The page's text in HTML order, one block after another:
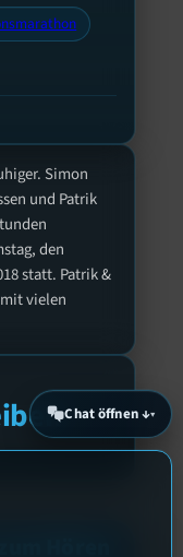
Simon
und Patrik
den
statt. Patrik &
vielen
Chat öffnen ↓